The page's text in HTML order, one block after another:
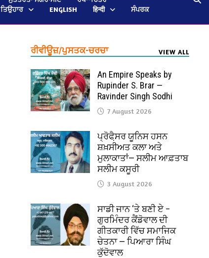
ਤਿਉਹਾਰ ENGLISH हिन्दी
ਸੰਪਰਕ
ਰੀਵੀਊਜ਼/ਪੁਸਤਕ-ਚਰਚਾ VIEW ALL
An Empire Speaks by
Rupinder S. Brar —
Ravinder Singh Sodhi
7 August 2026
ਪ੍ਰੋਫੈ਼ਸਰ ਯੂਨਿਸ ਹਸਨ
ਸ਼ਖ਼ਸੀਅਤ ਕਲਾ ਅਤੇ
ਮੁਲਾਕਾਤਾਂ— ਸਲੀਮ ਆਫ਼ਤਾਬ
ਸਲੀਮ ਕਸੂਰੀ
3 August 2026
ਸਾਡੀ ਜਾਨ ‘ਤੇ ਬਣੀ ਏ –
ਗੁਰਮਿੰਦਰ ਕੈਂਡੋਵਾਲ ਦੀ
ਗੀਤਕਾਰੀ ਵਿੱਚ ਸਮਾਜਿਕ
ਚੇਤਨਾ — ਪਿਆਰਾ ਸਿੰਘ
ਕੁੱਦੋਵਾਲ